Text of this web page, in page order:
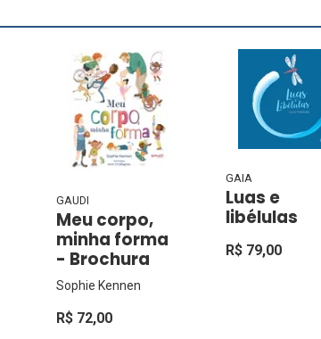
GAUDI
Meu corpo,
minha forma
- Brochura
Sophie Kennen
R$ 72,00
GAIA
Luas e
libélulas
R$ 79,00